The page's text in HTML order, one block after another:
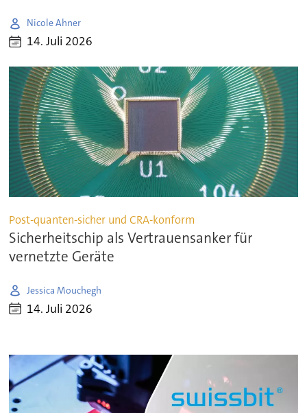
Nicole Ahner
14. Juli 2026
Post-quanten-sicher und CRA-konform
Sicherheitschip als Vertrauensanker für
vernetzte Geräte
Jessica Mouchegh
14. Juli 2026